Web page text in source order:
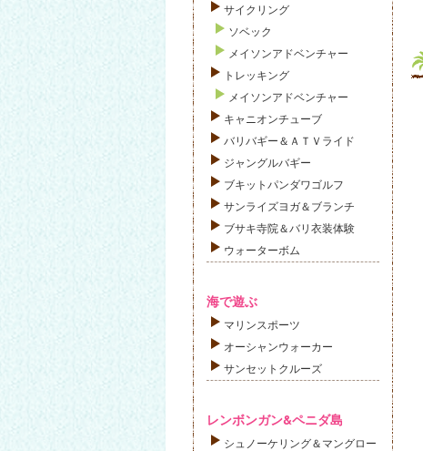
サイクリング
ソベック
メイソンアドベンチャー
トレッキング
メイソンアドベンチャー
キャニオンチューブ
バリバギー＆ＡＴＶライド
ジャングルバギー
ブキットパンダワゴルフ
サンライズヨガ＆ブランチ
ブサキ寺院＆バリ衣装体験
ウォーターボム
海で遊ぶ
マリンスポーツ
オーシャンウォーカー
サンセットクルーズ
レンボンガン&ペニダ島
シュノーケリング＆マングロー